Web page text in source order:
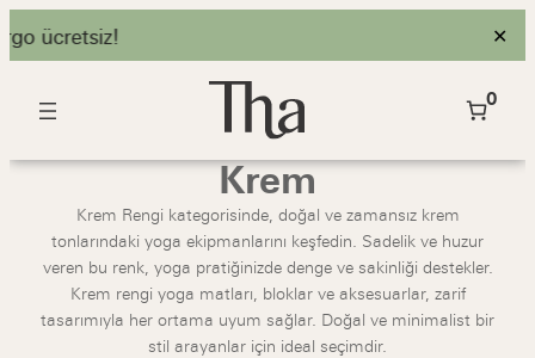
ücretsiz! ✕
0
Krem
Krem Rengi kategorisinde, doğal ve zamansız krem
tonlarındaki yoga ekipmanlarını keşfedin. Sadelik ve huzur
veren bu renk, yoga pratiğinizde denge ve sakinliği destekler.
Krem rengi yoga matları, bloklar ve aksesuarlar, zarif
tasarımıyla her ortama uyum sağlar. Doğal ve minimalist bir
stil arayanlar için ideal seçimdir.